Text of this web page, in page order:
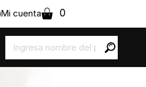
Mi cuenta 0